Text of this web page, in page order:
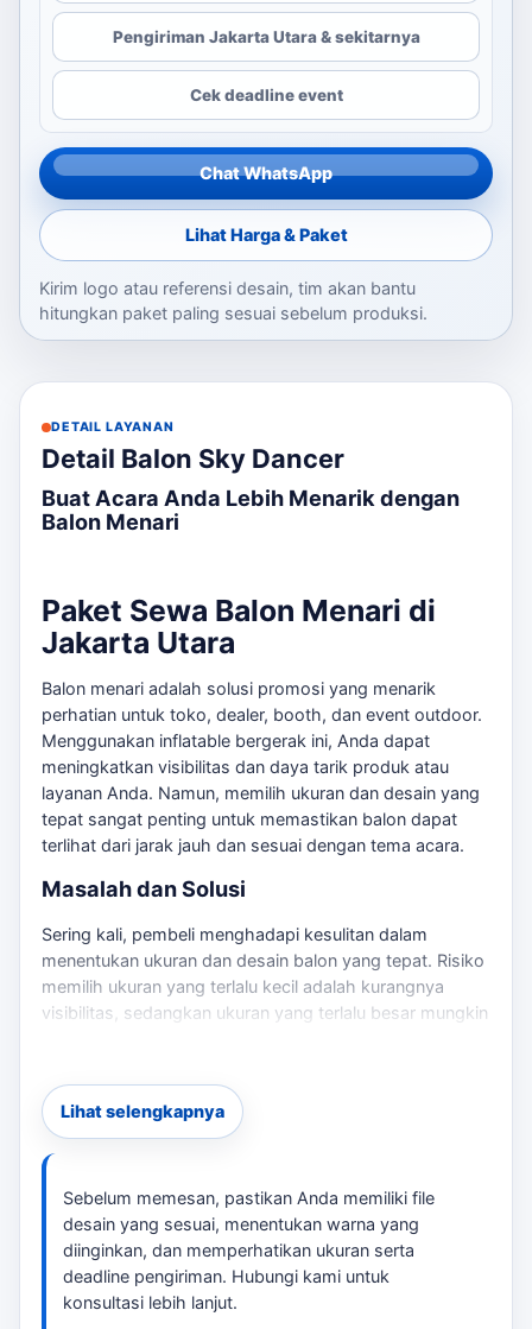
Pengiriman Jakarta Utara & sekitarnya
Cek deadline event
Chat WhatsApp
Lihat Harga & Paket
Kirim logo atau referensi desain, tim akan bantu
hitungkan paket paling sesuai sebelum produksi.
DETAIL LAYANAN
Detail Balon Sky Dancer
Buat Acara Anda Lebih Menarik dengan
Balon Menari
Paket Sewa Balon Menari di
Jakarta Utara
Balon menari adalah solusi promosi yang menarik
perhatian untuk toko, dealer, booth, dan event outdoor.
Menggunakan inflatable bergerak ini, Anda dapat
meningkatkan visibilitas dan daya tarik produk atau
layanan Anda. Namun, memilih ukuran dan desain yang
tepat sangat penting untuk memastikan balon dapat
terlihat dari jarak jauh dan sesuai dengan tema acara.
Masalah dan Solusi
Sering kali, pembeli menghadapi kesulitan dalam
menentukan ukuran dan desain balon yang tepat. Risiko
memilih ukuran yang terlalu kecil adalah kurangnya
visibilitas, sedangkan ukuran yang terlalu besar mungkin
disesuaikan dengan kebutuhan Anda. Sebagai
pembanding internal,balon sky dancer Jakarta Utara
dapat dipakai untuk melihat opsi layanan lain sebelum
finalisasi kebutuhan.
Keunggulan Balon Menari
Balon menari kami hadir dalam berbagai ukuran, mulai
dari 4 meter hingga 6 meter, dengan opsi desain
custom yang dapat mencerminkan merek Anda. Setiap
Lihat selengkapnya
Sebelum memesan, pastikan Anda memiliki file
desain yang sesuai, menentukan warna yang
diinginkan, dan memperhatikan ukuran serta
deadline pengiriman. Hubungi kami untuk
konsultasi lebih lanjut.